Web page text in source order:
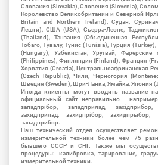
Словакия (Slovakia), Словения (Slovenia),
Королевство Великобритании и Северной
Britain and Northern Ireland), Судан,
Лешти), США (USA), Сьерра-Леоне,
(Thailand), Танзания (Объединенная
Тобаго, Тувалу, Тунис (Tunisia), Турция
(Hungary), Узбекистан, Уругвай,
(Philippines), Финляндия (Finland), Франция
Хорватия (Croatia), Центральноафриканская
(Czech Republic), Чили, Черногория
Швеция (Sweden), Шри-Ланка, Ямайка, Япония
Иногда клиенты могут вводить название
официальный сайт неправильно -
западпрібор, западприлад, західприбор,
захидприлад, захидпрібор,
западприбор.
Наш технический отдел осуществляет
измерительной техники более чем 75
бывшего СССР и СНГ. Также мы
процедуры: калибровка, тарирование,
измерительной техники.